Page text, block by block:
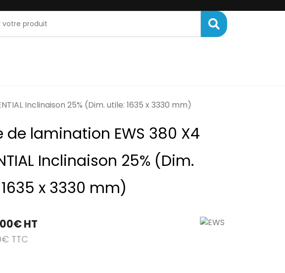
Inclinaison 25% (Dim. utile: 1635 x 3330 mm)
de lamination EWS 380 X4
Inclinaison 25% (Dim.
x 3330 mm)
€HT
€ TTC